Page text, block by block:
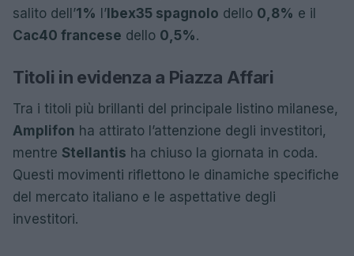
salito dell’1% l’ Ibex35 spagnolo dello 0,8% e il
Cac40 francese dello 0,5%.
Titoli in evidenza a Piazza Affari
Tra i titoli più brillanti del principale listino milanese,
Amplifon ha attirato l’attenzione degli investitori,
mentre Stellantis ha chiuso la giornata in coda.
Questi movimenti riflettono le dinamiche specifiche
del mercato italiano e le aspettative degli
investitori.